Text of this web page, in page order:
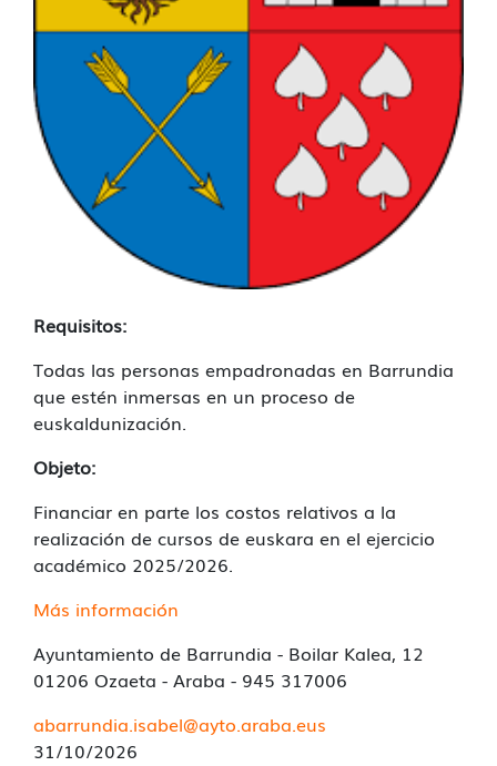
Requisitos:
Todas las personas empadronadas en Barrundia
que estén inmersas en un proceso de
euskaldunización.
Objeto:
Financiar en parte los costos relativos a la
realización de cursos de euskara en el ejercicio
académico 2025/2026.
Más información
Ayuntamiento de Barrundia - Boilar Kalea, 12
01206 Ozaeta - Araba - 945 317006
abarrundia.isabel@ayto.araba.eus
31/10/2026